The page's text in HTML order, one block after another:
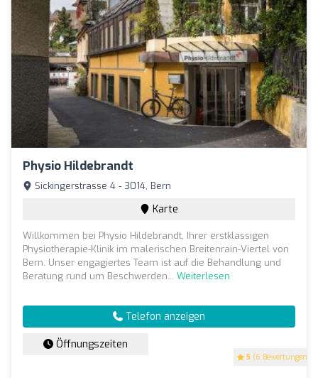
Physio Hildebrandt
5 (6 Bewertungen)
Sickingerstrasse 4 - 3014, Bern
Karte
Willkommen bei Physio Hildebrandt, Ihrer erstklassigen
Physiotherapie-Klinik im malerischen Breitenrain-Viertel von
Bern. Unser engagiertes Team ist auf die Behandlung und
Beratung rund um Beschwerden... Weiterlesen
Telefon anzeigen
Öffnungszeiten